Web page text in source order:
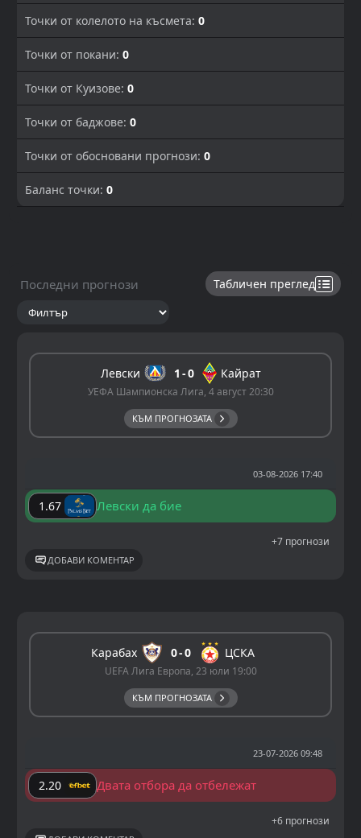
Точки от колелото на късмета: 0
Точки от покани: 0
Точки от Куизове: 0
Точки от баджове: 0
Точки от обосновани прогнози: 0
Баланс точки: 0
Последни прогнози Табличен преглед
Левски 1 0 Кайрат
УЕФА Шампионска Лига, 4 август 20:30
КЪМ ПРОГНОЗАТА
03-08-2026 17:40
1.67 Левски да бие
+7 прогнози
ДОБАВИ КОМЕНТАР
Карабах 0 0 ЦСКА
UEFA Лига Европа, 23 юли 19:00
КЪМ ПРОГНОЗАТА
23-07-2026 09:48
2.20 Двата отбора да отбележат
+6 прогнози